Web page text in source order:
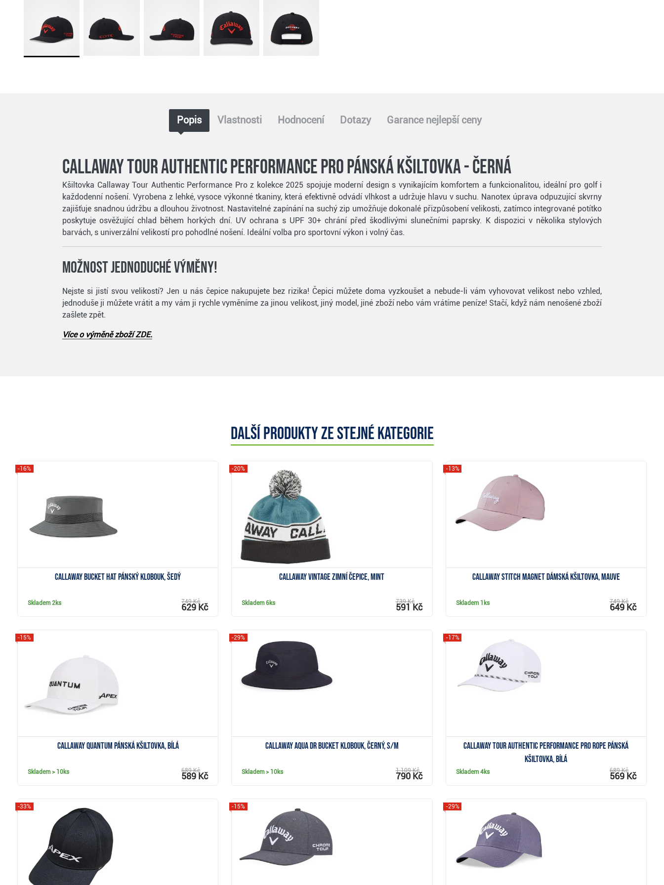
Popis Vlastnosti Hodnocení Dotazy Garance nejlepší ceny
Callaway Tour Authentic Performance Pro pánská kšiltovka - černá
Kšiltovka Callaway Tour Authentic Performance Pro z kolekce 2025 spojuje moderní design s vynikajícím komfortem a funkcionalitou, ideální pro golf i
každodenní nošení. Vyrobena z lehké, vysoce výkonné tkaniny, která efektivně odvádí vlhkost a udržuje hlavu v suchu. Nanotex úprava odpuzující skvrny
zajišťuje snadnou údržbu a dlouhou životnost. Nastavitelné zapínání na suchý zip umožňuje dokonalé přizpůsobení velikosti, zatímco integrované potítko
poskytuje osvěžující chlad během horkých dní. UV ochrana s UPF 30+ chrání před škodlivými slunečními paprsky. K dispozici v několika stylových
barvách, s univerzální velikostí pro pohodlné nošení. Ideální volba pro sportovní výkon i volný čas.
Možnost jednoduché výměny!
Nejste si jistí svou velikostí? Jen u nás čepice nakupujete bez rizika! Čepici můžete doma vyzkoušet a nebude-li vám vyhovovat velikost nebo vzhled,
jednoduše ji můžete vrátit a my vám ji rychle vyměníme za jinou velikost, jiný model, jiné zboží nebo vám vrátíme peníze! Stačí, když nám nenošené zboží
zašlete zpět.
Více o výměně zboží ZDE.
Další produkty ze stejné kategorie
Callaway Bucket Hat pánský klobouk, šedý
-16%
Skladem2ks 749 Kč
629 Kč
Callaway Vintage zimní čepice, mint
-20%
Skladem6ks 739 Kč
591 Kč
Callaway Stitch Magnet dámská kšiltovka, mauve
-13%
Skladem 1ks 749 Kč
649 Kč
Zobrazit
Callaway Quantum pánská kšiltovka, bílá
-15%
Skladem> 10ks 689 Kč
589 Kč
Callaway Aqua DR Bucket klobouk, černý, S/M
-29%
Skladem> 10ks 1 109 Kč
790 Kč
Callaway Tour Authentic Performance Pro Rope pánská
kšiltovka, bílá
-17%
Skladem4ks 689 Kč
569 Kč
Zobrazit
-33%
Zobrazit
-15%
Zobrazit
-29%
Zobrazit